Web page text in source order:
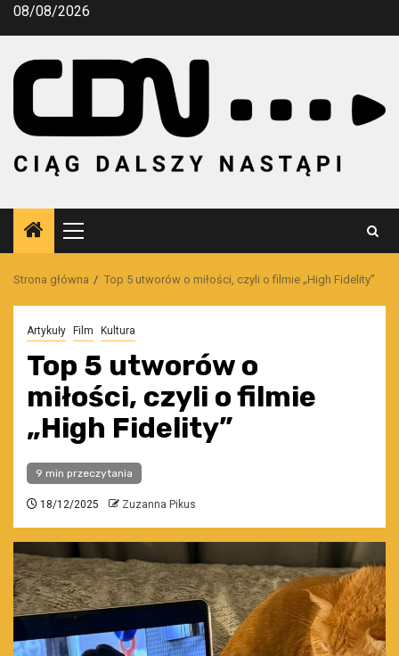
Przejdź
08/08/2026
Menu
główne
Strona główna Top 5 utworów o miłości, czyli o filmie „High Fidelity”
Artykuły Film Kultura
Top 5 utworów o
miłości, czyli o filmie
„High Fidelity”
9 min przeczytania
18/12/2025 Zuzanna Pikus